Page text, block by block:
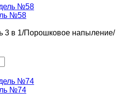
№58
3 в 1/Порошковое напыление/
№74